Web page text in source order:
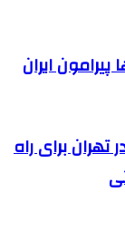
ایران
برای راه